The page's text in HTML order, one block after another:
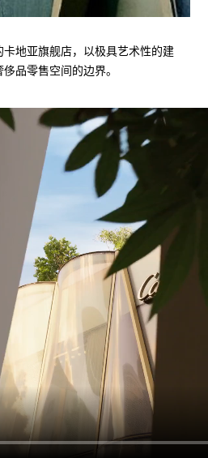
地亚旗舰店，以极具艺术性的建
品零售空间的边界。